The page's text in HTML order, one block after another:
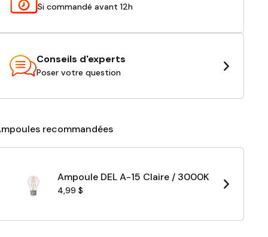
Si commandé avant 12h
Conseils d'experts
Poser votre question
recommandées
Ampoule DEL A-15 Claire / 3000K
4,99 $